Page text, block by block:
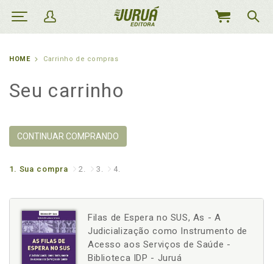
MEU
HOME Carrinho de compras
Seu carrinho
CONTINUAR COMPRANDO
1. Sua compra 2. 3. 4.
Filas de Espera no SUS, As - A
Judicialização como Instrumento de
Acesso aos Serviços de Saúde -
Biblioteca IDP - Juruá